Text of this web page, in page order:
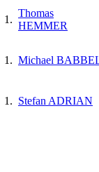
1.
Thomas
HEMMER
1. Michael
1. Stefan ADRIAN